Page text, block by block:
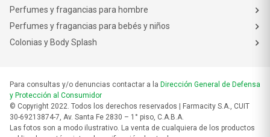
Perfumes y fragancias para hombre
Perfumes y fragancias para bebés y niños
Colonias y Body Splash
Para consultas y/o denuncias contactar a la Dirección General de Defensa
y Protección al Consumidor
© Copyright 2022. Todos los derechos reservados | Farmacity S.A., CUIT
30-69213874-7, Av. Santa Fe 2830 – 1° piso, C.A.B.A.
Las fotos son a modo ilustrativo. La venta de cualquiera de los productos